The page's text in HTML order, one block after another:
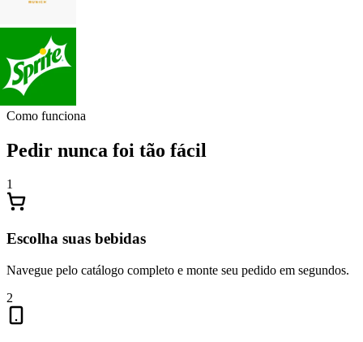
Como funciona
Pedir nunca foi tão fácil
1
Escolha suas bebidas
Navegue pelo catálogo completo e monte seu pedido em segundos.
2